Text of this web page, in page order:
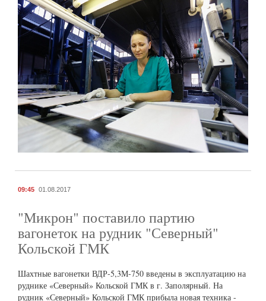
09:45 01.08.2017
"Микрон" поставило партию
вагонеток на рудник "Северный"
Кольской ГМК
Шахтные вагонетки ВДР-5,3М-750 введены в эксплуатацию на
руднике «Северный» Кольской ГМК в г. Заполярный. На
рудник «Северный» Кольской ГМК прибыла новая техника -